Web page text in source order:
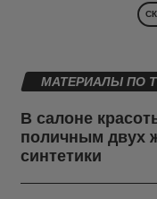
МАТЕРИАЛЫ ПО
В салоне
поличным двух
синтетики